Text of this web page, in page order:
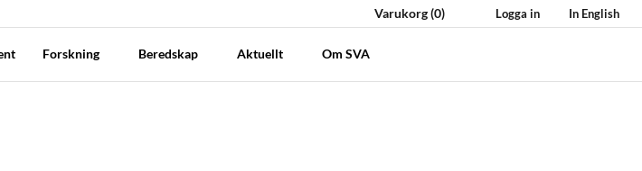
Varukorg(0) Logga in In English
Forskning Beredskap Aktuellt Om SVA